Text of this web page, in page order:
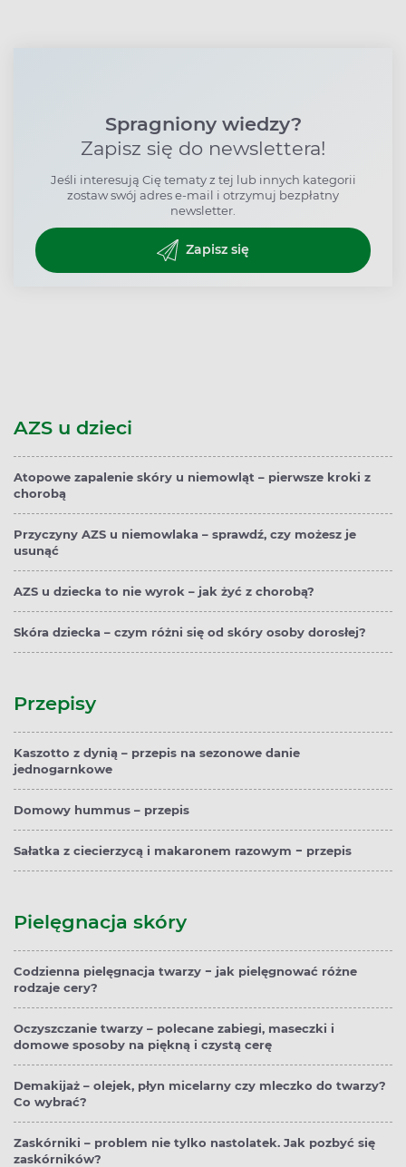
Spragniony wiedzy?
Zapisz się do newslettera!
Jeśli interesują Cię tematy z tej lub innych kategorii
zostaw swój adres e-mail i otrzymuj bezpłatny
newsletter.
Zapisz się
AZS u dzieci
Atopowe zapalenie skóry u niemowląt – pierwsze kroki z
chorobą
Przyczyny AZS u niemowlaka – sprawdź, czy możesz je
usunąć
AZS u dziecka to nie wyrok – jak żyć z chorobą?
Skóra dziecka – czym różni się od skóry osoby dorosłej?
Przepisy
Kaszotto z dynią – przepis na sezonowe danie
jednogarnkowe
Domowy hummus – przepis
Sałatka z ciecierzycą i makaronem razowym − przepis
Pielęgnacja skóry
Codzienna pielęgnacja twarzy − jak pielęgnować różne
rodzaje cery?
Oczyszczanie twarzy – polecane zabiegi, maseczki i
domowe sposoby na piękną i czystą cerę
Demakijaż – olejek, płyn micelarny czy mleczko do twarzy?
Co wybrać?
Zaskórniki – problem nie tylko nastolatek. Jak pozbyć się
zaskórników?